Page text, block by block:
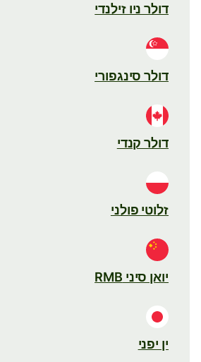
דולר ניו זילנדי
דולר סינגפורי
דולר קנדי
זלוטי פולני
יואן סיני RMB
ין יפני